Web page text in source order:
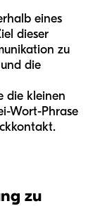
eines
dieser
zu
die
die kleinen
Wort-Phrase
zu